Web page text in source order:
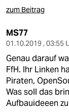
zum Beitrag
MS77
01.10.2019 , 03:55
Genau darauf
FfH. Ihr Linken
Piraten,
Was soll das
Aufbauideeen